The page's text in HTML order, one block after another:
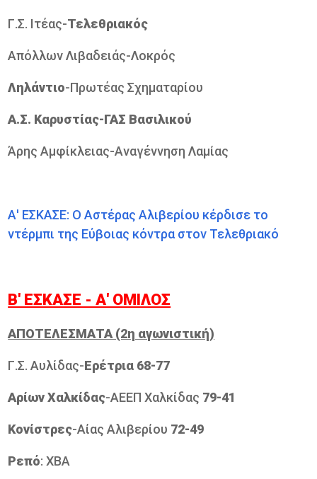
Γ.Σ. Ιτέας-Τελεθριακός
Απόλλων Λιβαδειάς-Λοκρός
Ληλάντιο-Πρωτέας Σχηματαρίου
Α.Σ. Καρυστίας-ΓΑΣ Βασιλικού
Άρης Αμφίκλειας-Αναγέννηση Λαμίας
Α' ΕΣΚΑΣΕ: Ο Αστέρας Αλιβερίου κέρδισε το
ντέρμπι της Εύβοιας κόντρα στον Τελεθριακό
Β' ΕΣΚΑΣΕ - Α' ΟΜΙΛΟΣ
ΑΠΟΤΕΛΕΣΜΑΤΑ (2η αγωνιστική)
Γ.Σ. Αυλίδας-Ερέτρια 68-77
Αρίων Χαλκίδας-ΑΕΕΠ Χαλκίδας 79-41
Κονίστρες-Αίας Αλιβερίου 72-49
Ρεπό: ΧΒΑ